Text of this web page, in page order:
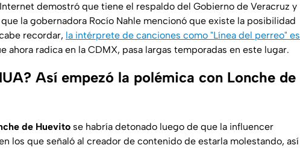
demostró que tiene el respaldo del Gobierno de Veracruz y
la gobernadora Rocío Nahle mencionó que existe la posibilidad
recordar, la intérprete de canciones como "Línea del perreo" es
ahora radica en la CDMX, pasa largas temporadas en este lugar.
Así empezó la polémica con Lonche de
de Huevito se habría detonado luego de que la influencer
los que señaló al creador de contenido de estarla molestando, así